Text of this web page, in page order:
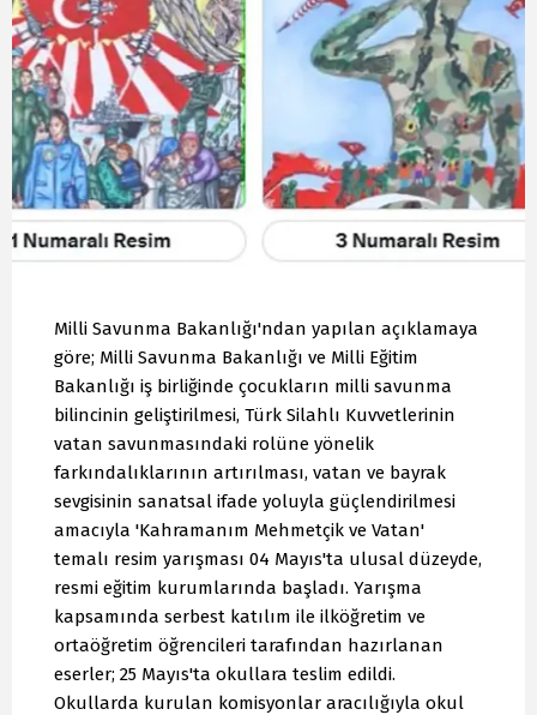
Milli Savunma Bakanlığı'ndan yapılan açıklamaya
göre; Milli Savunma Bakanlığı ve Milli Eğitim
Bakanlığı iş birliğinde çocukların milli savunma
bilincinin geliştirilmesi, Türk Silahlı Kuvvetlerinin
vatan savunmasındaki rolüne yönelik
farkındalıklarının artırılması, vatan ve bayrak
sevgisinin sanatsal ifade yoluyla güçlendirilmesi
amacıyla 'Kahramanım Mehmetçik ve Vatan'
temalı resim yarışması 04 Mayıs'ta ulusal düzeyde,
resmi eğitim kurumlarında başladı. Yarışma
kapsamında serbest katılım ile ilköğretim ve
ortaöğretim öğrencileri tarafından hazırlanan
eserler; 25 Mayıs'ta okullara teslim edildi.
Okullarda kurulan komisyonlar aracılığıyla okul